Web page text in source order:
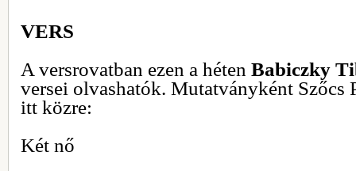
VERS
A versrovatban ezen a héten Babiczky
versei olvashatók. Mutatványként Szőcs
itt közre:
Két nő